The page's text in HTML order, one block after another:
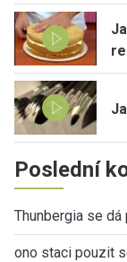
Poslední
Thunbergia se
ono staci pouzit